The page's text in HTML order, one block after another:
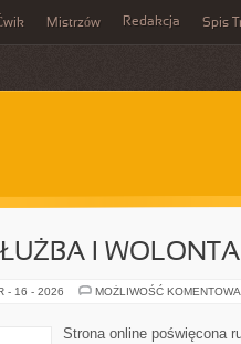
Mistrzów Redakcja Spis
I
- 16 - 2026 MOŻLIWOŚĆ
Strona online poświęcona